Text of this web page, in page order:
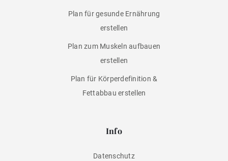
Plan für gesunde Ernährung
erstellen
Plan zum Muskeln aufbauen
erstellen
Plan für Körperdefinition &
Fettabbau erstellen
Info
Datenschutz